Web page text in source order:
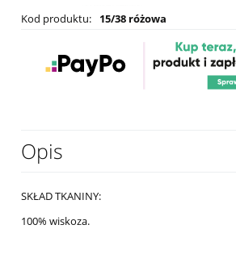
Kod produktu: 15/38 różowa
Opis
SKŁAD TKANINY:
100% wiskoza.